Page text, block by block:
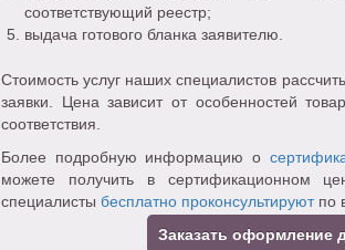
соответствующий реестр;
выдача готового бланка заявителю.
Стоимость услуг наших специалистов
заявки. Цена зависит от особенностей
соответствия.
Более подробную информацию о
можете получить в сертификационном
специалисты бесплатно проконсультируютпо
Заказать оформление